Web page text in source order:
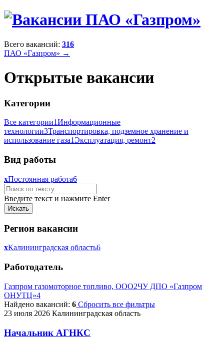
Всего вакансий: 316
ПАО «Газпром» →
Открытые вакансии
Категории
Все категории1Информационные
технологии3Транспортировка, подземное хранение и
использование газа1Эксплуатация, ремонт2
Вид работы
xПостоянная работа6
Введите текст и нажмите Enter
Регион вакансии
xКалининградская область6
Работодатель
Газпром газомоторное топливо, ООО2ЧУ ДПО «Газпром
ОНУТЦ»4
Найдено вакансий: 6 Сбросить все фильтры
23 июля 2026 Калининградская область
Начальник АГНКС